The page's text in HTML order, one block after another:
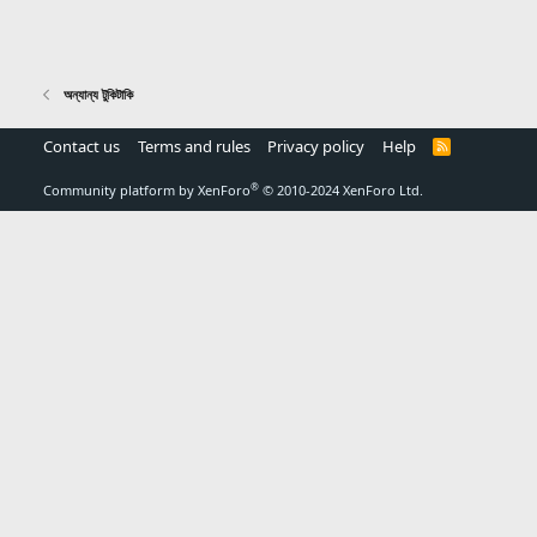
অন্যান্য টুকিটাকি
Contact us Terms and rules Privacy policy Help
R
Community platform by XenForo® © 2010-2024 XenForo Ltd.